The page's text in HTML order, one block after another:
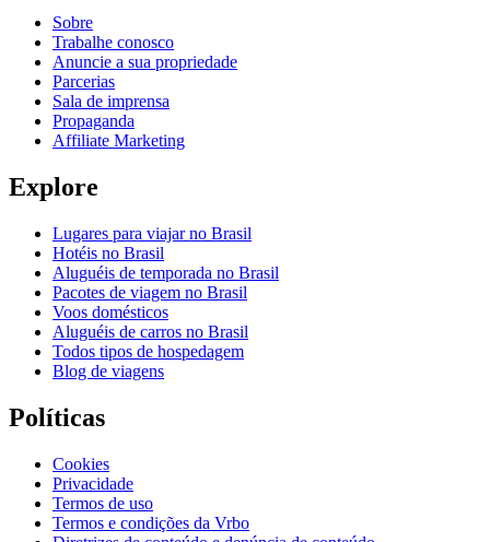
Sobre
Trabalhe conosco
Anuncie a sua propriedade
Parcerias
Sala de imprensa
Propaganda
Affiliate Marketing
Explore
Lugares para viajar no Brasil
Hotéis no Brasil
Aluguéis de temporada no Brasil
Pacotes de viagem no Brasil
Voos domésticos
Aluguéis de carros no Brasil
Todos tipos de hospedagem
Blog de viagens
Políticas
Cookies
Privacidade
Termos de uso
Termos e condições da Vrbo